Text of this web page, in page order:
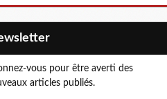
vous pour être averti des
articles publiés.